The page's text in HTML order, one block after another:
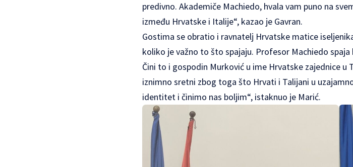
predivno. Akademiče Machiedo, hvala vam puno na
između Hrvatske i Italije“, kazao je Gavran.
Gostima se obratio i ravnatelj Hrvatske matice
koliko je važno to što spajaju. Profesor Machiedo
Čini to i gospodin Murković u ime Hrvatske zajednice
iznimno sretni zbog toga što Hrvati i Talijani u
identitet i činimo nas boljim“, istaknuo je Marić.